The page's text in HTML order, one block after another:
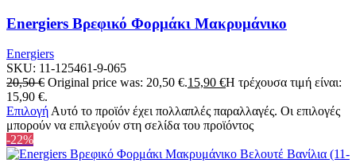
Energiers Βρεφικό Φορμάκι Μακρυμάνικο
Energiers
SKU: 11-125461-9-065
20,50€ Original price was: 20,50 €.15,90 €Η τρέχουσα τιμή είναι:
15,90 €.
Επιλογή Αυτό το προϊόν έχει πολλαπλές παραλλαγές. Οι επιλογές
μπορούν να επιλεγούν στη σελίδα του προϊόντος
-22%